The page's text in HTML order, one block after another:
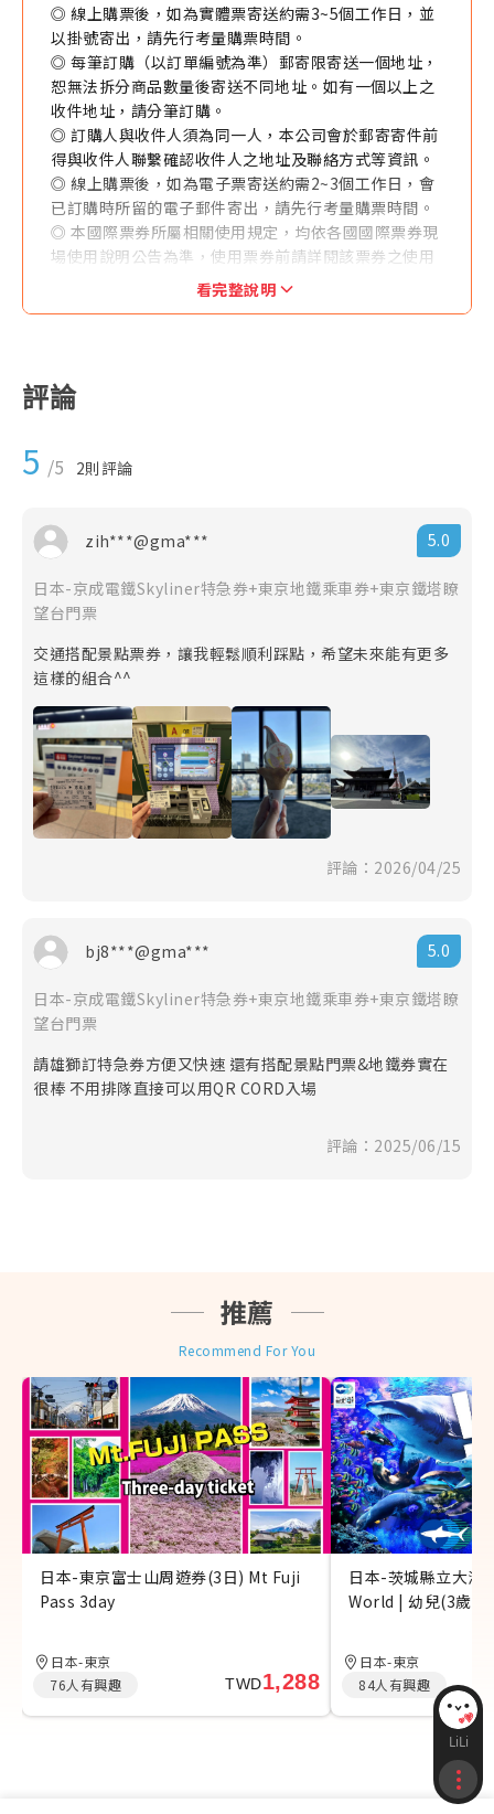
LiLi
收藏
◎ 線上購票後，如為實體票寄送約需3~5個工作日，並
以掛號寄出，請先行考量購票時間。
◎ 每筆訂購（以訂單編號為準）郵寄限寄送一個地址，
恕無法拆分商品數量後寄送不同地址。如有一個以上之
收件地址，請分筆訂購。
◎ 訂購人與收件人須為同一人，本公司會於郵寄寄件前
得與收件人聯繫確認收件人之地址及聯絡方式等資訊。
◎ 線上購票後，如為電子票寄送約需2~3個工作日，會
已訂購時所留的電子郵件寄出，請先行考量購票時間。
◎ 本國際票券所屬相關使用規定，均依各國國際票券現
場使用說明公告為準，使用票券前請詳閱該票券之使用
規定、使用範圍及有效期限等。
◎ 本國際票券不得兌換現金或找零，逾期、撕開者，恕
當初開立之旅行業代收轉付收據）辦理，並請自行負擔
事項，不得與其他優惠方案同時併用。
轉售或以不正之方式利用本網之商品或服務謀取個人利
益，本公司有權保留暫停或終止會員資格及使用本網各
◎ 本網站之票券售價均為優惠售價。但各供應商於官網
會有不定期之優惠促銷售價，促銷售價可能低於本網站
優惠售價，本公司恕無法接受任何關於此類差價之退費
要求，不便之處敬請見諒。
※ 特別註明：如特別標示不可退換之國際票券，恕無法
接受任何方式之退換。
◎ 本次購買遊程類票券商品，其價格及訂購是否成功，
皆須經業務人員依您本次訂購須求之書面回覆內容為
準。
注意：本項商品於本公司網站下單及完成付款，並未表
示購買成功，須由業務人員回覆告知訊息為主。
◎ 本國際票券所載之線上優惠價格，恕不適用其他非線
重新點選所需商品及線上訂購、付款流程。
◎ 遊程類票券商品(租車、接送、一日遊或二日遊以
後預訂流程需2~3個工作天(不含例假日)，故請先行考量
購票時間
◎ 建議您可視自身狀況自行決定是否投保個人旅遊平安
險，為您的旅程多一份保障。參考內容
日韓優惠券免費領取：
看完整說明
評論
5 /5 2則評論
zih***@gma*** 5.0
日本-京成電鐵Skyliner特急券+東京地鐵乘車券+東京鐵塔瞭
望台門票
交通搭配景點票券，讓我輕鬆順利踩點，希望未來能有更多
這樣的組合^^
評論：2026/04/25
bj8***@gma*** 5.0
日本-京成電鐵Skyliner特急券+東京地鐵乘車券+東京鐵塔瞭
望台門票
請雄獅訂特急券方便又快速 還有搭配景點門票&地鐵券實在
很棒 不用排隊直接可以用QR CORD入場
評論：2025/06/15
推薦
Recommend For You
日本-東京富士山周遊券(3日) Mt Fuji
Pass 3day
日本-東京
76人有興趣 TWD1,288
日本-茨城縣立大洗
World | 幼兒(3歲-5
日本-東京
84人有興趣